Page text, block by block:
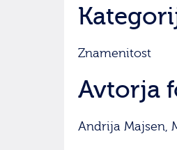
Znamenitost
Avtorja
Andrija Majsen,